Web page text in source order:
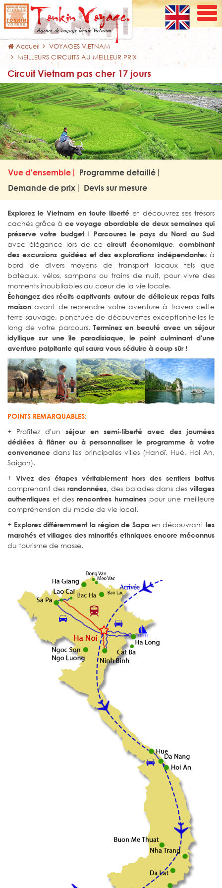
Accueil
VOYAGES VIETNAM
MEILLEURS CIRCUITS AU MEILLEUR PRIX
Circuit Vietnam pas cher 17 jours
Vue d'ensemble
Programme detaillé
Demande de prix
Devis sur mesure
Explorez le Vietnam en toute liberté et découvrez ses trésors
cachés grâce à ce voyage abordable de deux semaines qui
préserve votre budget ! Parcourez le pays du Nord au Sud
avec élégance lors de cecircuit économique,combinant
des excursions guidées et des explorations indépendantes à
bord de divers moyens de transport locaux tels que
bateaux, vélos, sampans ou trains de nuit, pour vivre des
moments inoubliables au cœur de la vie locale.
Échangez des récits captivants autour de délicieux repas faits
maison avant de reprendre votre aventure à travers cette
terre sauvage, ponctuée de découvertes exceptionnelles le
long de votre parcours. Terminez en beauté avec un séjour
idyllique sur une île paradisiaque, le point culminant d'une
aventure palpitante qui saura vous séduire à coup sûr !
POINTS REMARQUABLES:
+ Profitez d'un séjour en semi-liberté avec des journées
dédiées à flâner ou à personnaliser le programme à votre
convenance dans les principales villes (Hanoï, Hué, Hoi An,
Saigon).
+ Vivez des étapes véritablement hors des sentiers battus
comprenant des randonnées, des balades dans des villages
authentiques et desrencontres humainespour une meilleure
compréhension du mode de vie local.
+ Explorez différemment la région de Sapa en découvrantles
marchés et villages des minorités ethniques encore méconnus
du tourisme de masse.